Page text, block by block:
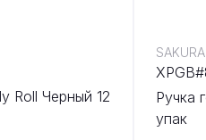
Roll Черный 12
Ручка
упак
SAKURA